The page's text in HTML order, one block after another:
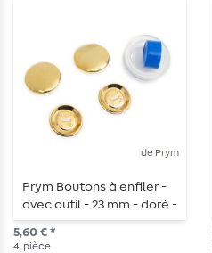
de Prym
Prym Boutons à enfiler -
avec outil - 23 mm - doré -
4 pièces
5,60 € *
4 pièce